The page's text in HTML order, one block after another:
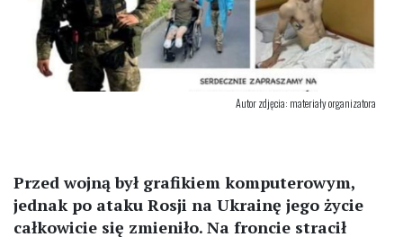
Autor zdjęcia: materiały organizatora
Przed wojną był grafikiem komputerowym,
jednak po ataku Rosji na Ukrainę jego życie
całkowicie się zmieniło. Na froncie stracił